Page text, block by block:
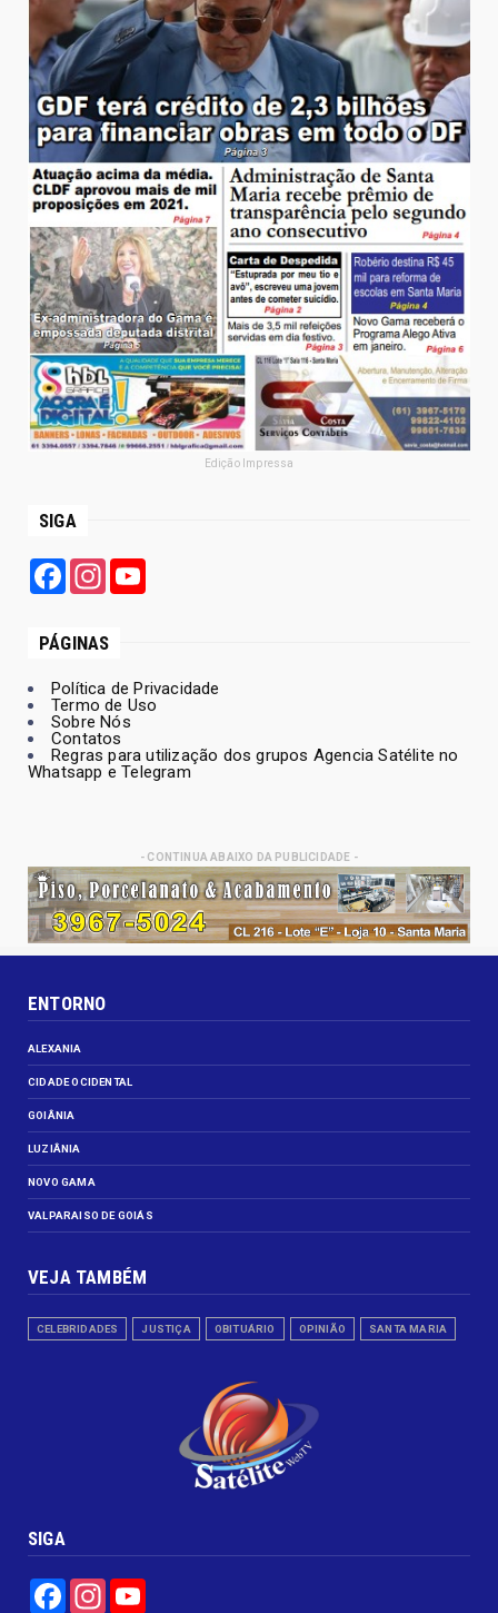
Edição Impressa
SIGA
FacebookInstagram
PÁGINAS
Política de Privacidade
Termo de Uso
Sobre Nós
Contatos
Regras para utilização dos grupos Agencia Satélite no
Whatsapp e Telegram
- CONTINUA ABAIXO DA PUBLICIDADE -
ENTORNO
ALEXANIA
CIDADE OCIDENTAL
GOIÂNIA
LUZIÂNIA
NOVO GAMA
VALPARAISO DE GOIÁS
VEJA TAMBÉM
CELEBRIDADES JUSTIÇA OBITUÁRIO OPINIÃO SANTA MARIA
SIGA
FacebookInstagram